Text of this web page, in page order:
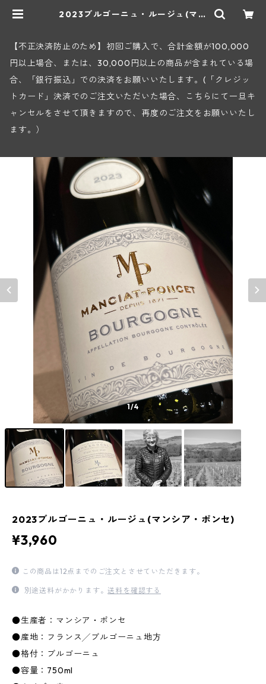
2023ブルゴーニュ・ルージュ(マン
【不正決済防止のため】初回ご購入で、合計金額が100,000
円以上場合、または、30,000円以上の商品が含まれている場
合、「銀行振込」での決済をお願いいたします。(「クレジッ
トカード」決済でのご注文いただいた場合、こちらにて一旦キ
ャンセルをさせて頂きますので、再度のご注文をお願いいたし
ます。）
1/4
2023ブルゴーニュ・ルージュ(マンシア・ポンセ)
¥3,960
この商品は12点までのご注文とさせていただきます。
別途送料がかかります。送料を確認する
●生産者：マンシア・ポンセ
●産地：フランス╱ブルゴーニュ地方
●格付：ブルゴーニュ
●容量：750ml